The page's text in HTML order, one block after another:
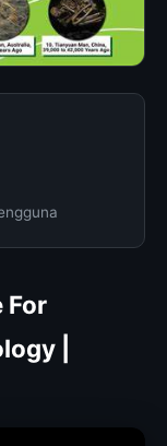
For
|